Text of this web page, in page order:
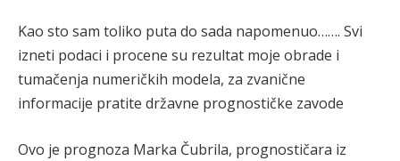
Kao sto sam toliko puta do sada napomenuo……. Svi
izneti podaci i procene su rezultat moje obrade i
tumačenja numeričkih modela, za zvanične
informacije pratite državne prognostičke zavode
Ovo je prognoza Marka Čubrila, prognostičara iz